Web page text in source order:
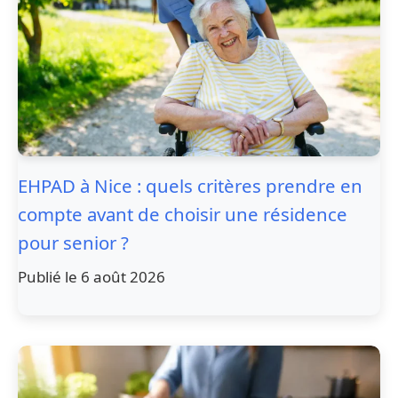
EHPAD à Nice : quels critères prendre en
compte avant de choisir une résidence
pour senior ?
Publié le 6 août 2026